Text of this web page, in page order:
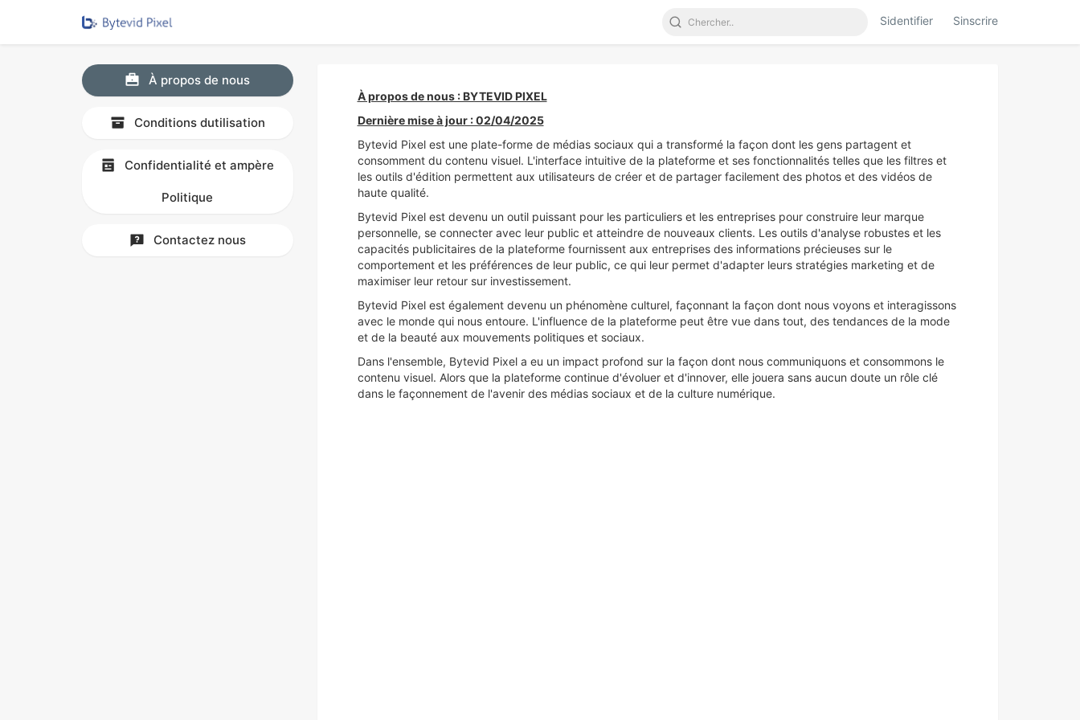
Sidentifier Sinscrire
À propos de nous
Conditions dutilisation
Confidentialité et ampère
Politique
Contactez nous
À propos de nous : BYTEVID PIXEL
Dernière mise à jour : 02/04/2025
Bytevid Pixel est une plate-forme de médias sociaux qui a transformé la façon dont les gens partagent et
consomment du contenu visuel. L'interface intuitive de la plateforme et ses fonctionnalités telles que les filtres et
les outils d'édition permettent aux utilisateurs de créer et de partager facilement des photos et des vidéos de
haute qualité.
Bytevid Pixel est devenu un outil puissant pour les particuliers et les entreprises pour construire leur marque
personnelle, se connecter avec leur public et atteindre de nouveaux clients. Les outils d'analyse robustes et les
capacités publicitaires de la plateforme fournissent aux entreprises des informations précieuses sur le
comportement et les préférences de leur public, ce qui leur permet d'adapter leurs stratégies marketing et de
maximiser leur retour sur investissement.
Bytevid Pixel est également devenu un phénomène culturel, façonnant la façon dont nous voyons et interagissons
avec le monde qui nous entoure. L'influence de la plateforme peut être vue dans tout, des tendances de la mode
et de la beauté aux mouvements politiques et sociaux.
Dans l'ensemble, Bytevid Pixel a eu un impact profond sur la façon dont nous communiquons et consommons le
contenu visuel. Alors que la plateforme continue d'évoluer et d'innover, elle jouera sans aucun doute un rôle clé
dans le façonnement de l'avenir des médias sociaux et de la culture numérique.